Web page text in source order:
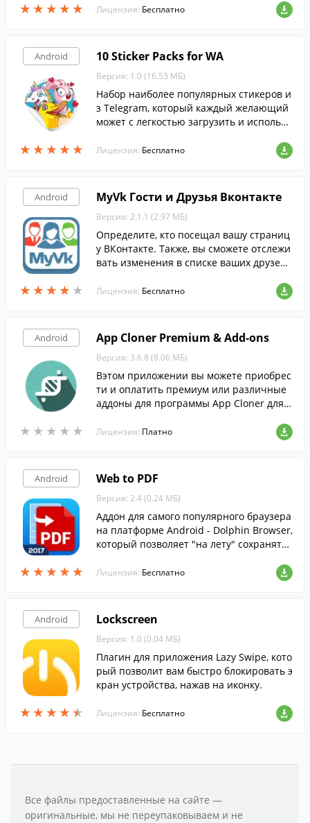
★ ★ ★ ★ ★
★ ★ ★ ★ ★ Лицензия: Бесплатно
Android
★ ★ ★ ★ ★
★ ★ ★ ★ ★
10 Sticker Packs for WA
Версия: 1.0 (16.53 МБ)
Набор наиболее популярных стикеров и
з Telegram, который каждый желающий
может с легкостью загрузить и использо
Лицензия: Бесплатно
Android
★ ★ ★ ★ ★
★ ★ ★ ★ ★
MyVk Гости и Друзья Вконтакте
Версия: 2.1.1 (2.97 МБ)
Определите, кто посещал вашу страниц
у ВКонтакте. Также, вы сможете отслежи
вать изменения в списке ваших друзей,
лился из ваших контактов.
Лицензия: Бесплатно
Android
★ ★ ★ ★ ★
★ ★ ★ ★ ★
App Cloner Premium & Add-ons
Версия: 3.6.8 (8.06 МБ)
Вэтом приложении вы можете приобрес
ти и оплатить премиум или различные
аддоны для программы App Cloner для A
Лицензия: Платно
Android
★ ★ ★ ★ ★
★ ★ ★ ★ ★
Web to PDF
Версия: 2.4 (0.24 МБ)
Аддон для самого популярного браузера
на платформе Android - Dolphin Browser,
который позволяет "на лету" сохранять
Лицензия: Бесплатно
Android
★ ★ ★ ★ ★
★ ★ ★ ★ ★
Lockscreen
Версия: 1.0 (0.04 МБ)
Плагин для приложения Lazy Swipe, кото
рый позволит вам быстро блокировать э
кран устройства, нажав на иконку.
Лицензия: Бесплатно
Все файлы предоставленные на сайте —
оригинальные, мы не переупаковываем и не